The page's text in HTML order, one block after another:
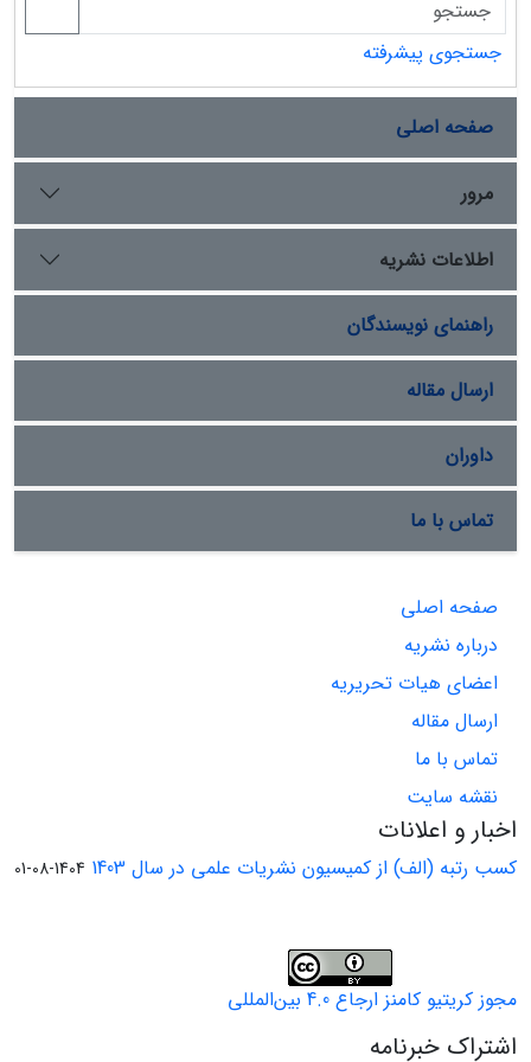
جستجوی پیشرفته
صفحه اصلی
مرور
اطلاعات نشریه
راهنمای نویسندگان
ارسال مقاله
داوران
تماس با ما
صفحه اصلی
درباره نشریه
اعضای هیات تحریریه
ارسال مقاله
تماس با ما
نقشه سایت
اخبار و اعلانات
کسب رتبه (الف) از کمیسیون نشریات علمی در سال 1403 1404-08-01
مجوز کریتیو کامنز ارجاع 4.0 بین‌المللی
اشتراک خبرنامه